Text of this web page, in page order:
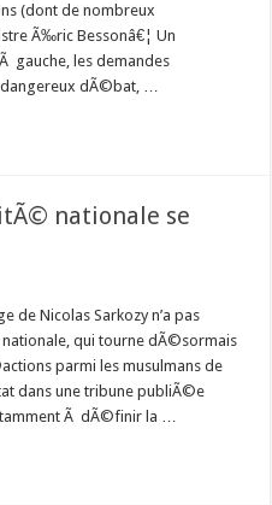
(dont de nombreux
Ã‰ric Bessonâ€¦ Un
gauche, les demandes
dÃ©bat, …
nationale se
de Nicolas Sarkozy n’a pas
qui tourne dÃ©sormais
parmi les musulmans de
dans une tribune publiÃ©e
Ã dÃ©finir la …